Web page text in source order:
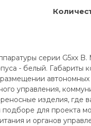
серии G5xx
- белый. Габариты
управления,
изделия, где
подборе для проекта
и органов